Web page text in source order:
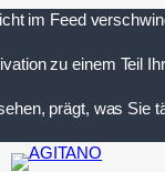
im Feed
zu einem Teil
prägt, was Sie